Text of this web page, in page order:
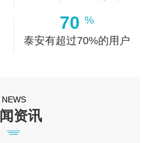
70 %
泰安有超过70%的用户
NEWS
资讯